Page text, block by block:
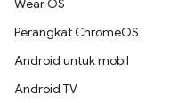
Wear OS
Perangkat ChromeOS
Android untuk mobil
Android TV